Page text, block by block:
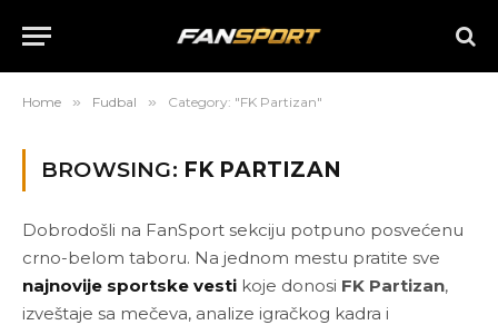
Home » Fudbal » Category: "FK Partizan"
BROWSING: FK PARTIZAN
Dobrodošli na FanSport sekciju potpuno posvećenu
crno-belom taboru. Na jednom mestu pratite sve
najnovije sportske vesti koje donosi FK Partizan,
izveštaje sa mečeva, analize igračkog kadra i